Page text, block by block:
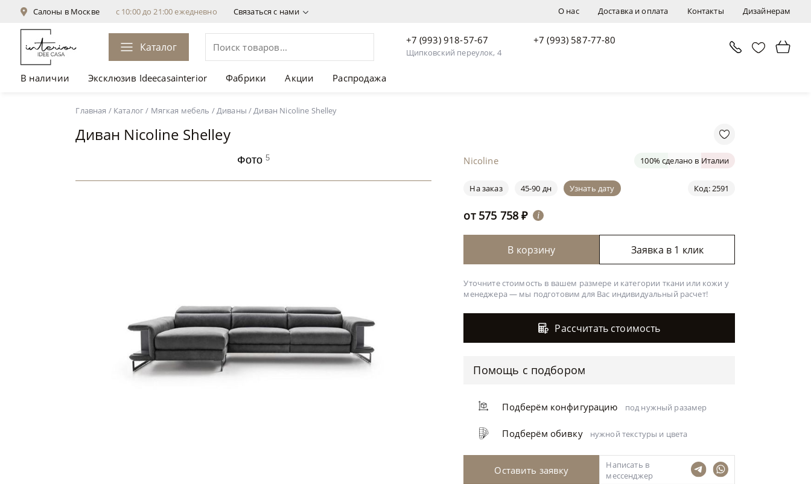
О нас Доставка и оплата Контакты Дизайнерам
Салоны в Москве с 10:00 до 21:00 ежедневно Связаться с нами
Каталог
+7 (993) 918-57-67
Щипковский переулок, 4
+7 (993) 587-77-80
В наличии Эксклюзив Ideecasainterior Фабрики Акции Распродажа
Главная / Каталог/ Мягкая мебель /Диваны /Диван Nicoline Shelley
Диван Nicoline Shelley
Фото5 Nicoline 100% сделано в Италии
Код: 2591
На заказ 45-90 дн Узнать дату
от 575 758 ₽ i
В корзину Заявка в 1 клик
Уточните стоимость в вашем размере и категории ткани или кожи у
менеджера — мы подготовим для Вас индивидуальный расчет!
Рассчитать стоимость
Помощь с подбором
Подберём конфигурацию под нужный разамер
Подберём обивку нужной текстуры и цвета
Оставить заявку
Написать в
мессенджер